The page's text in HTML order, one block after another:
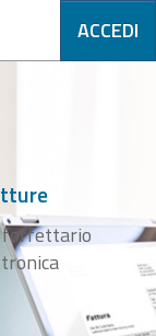
ACCEDI
forfettario